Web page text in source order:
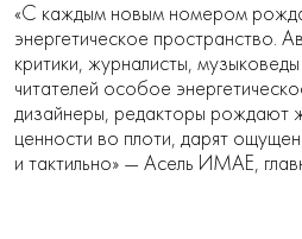
«С каждым новым номером
энергетическое пространство.
критики, журналисты,
читателей особое
дизайнеры, редакторы рождают
ценности во плоти, дарят
и тактильно» — Асель ИМАЕ,